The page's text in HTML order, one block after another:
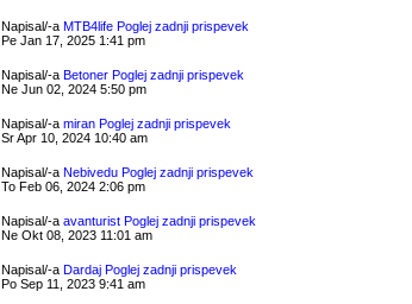
Napisal/-a MTB4life Poglej zadnji prispevek
Pe Jan 17, 2025 1:41 pm
Napisal/-a Betoner Poglej zadnji prispevek
Ne Jun 02, 2024 5:50 pm
Napisal/-a miran Poglej zadnji prispevek
Sr Apr 10, 2024 10:40 am
Napisal/-a Nebivedu Poglej zadnji prispevek
To Feb 06, 2024 2:06 pm
Napisal/-a avanturist Poglej zadnji prispevek
Ne Okt 08, 2023 11:01 am
Napisal/-a Dardaj Poglej zadnji prispevek
Po Sep 11, 2023 9:41 am